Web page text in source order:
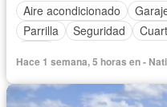
Aire acondicionado
Parrilla
Seguridad
Hace 1 semana, 5 horas en -